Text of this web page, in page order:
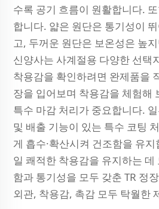
수록 공기 흐름이 원활합니다.
합니다. 얇은 원단은 통기성이
고, 두꺼운 원단은 보온성은 높
신양사는 사계절용 다양한 선택
착용감을 확인하려면 완제품을
장을 입어보며 착용감을 체험해
특수 마감 처리가 중요합니다.
및 배출 기능이 있는 특수 코팅
게 흡수·확산시켜 건조함을 유
일 쾌적한 착용감을 유지하는
함과 통기성을 모두 갖춘 TR 정
외관, 착용감, 촉감 모두 탁월한